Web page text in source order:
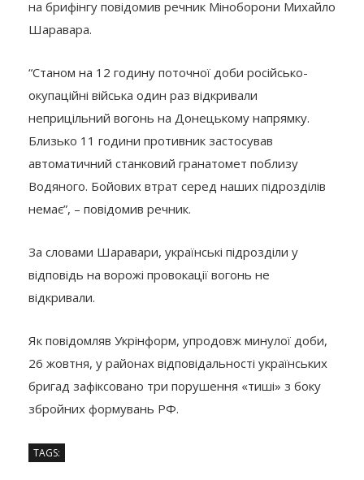
на брифінгу повідомив речник Міноборони Михайло
Шаравара.
“Станом на 12 годину поточної доби російсько-
окупаційні війська один раз відкривали
неприцільний вогонь на Донецькому напрямку.
Близько 11 години противник застосував
автоматичний станковий гранатомет поблизу
Водяного. Бойових втрат серед наших підрозділів
немає”, – повідомив речник.
За словами Шаравари, українські підрозділи у
відповідь на ворожі провокації вогонь не
відкривали.
Як повідомляв Укрінформ, упродовж минулої доби,
26 жовтня, у районах відповідальності українських
бригад зафіксовано три порушення «тиші» з боку
збройних формувань РФ.
TAGS: